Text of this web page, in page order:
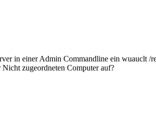
in einer Admin Commandline ein wuauclt /
zugeordneten Computer auf?